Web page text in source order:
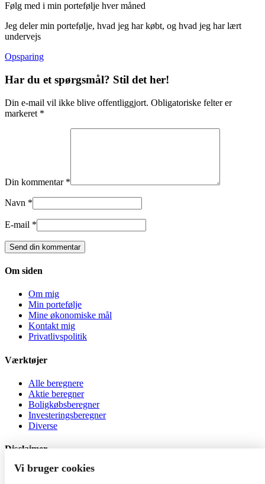
Følg med i min portefølje hver måned
Jeg deler min portefølje, hvad jeg har købt, og hvad jeg har lært
undervejs
Opsparing
Har du et spørgsmål? Stil det her!
Din e-mail vil ikke blive offentliggjort. Obligatoriske felter er
markeret *
Din kommentar *
Navn *
E-mail *
Om siden
Om mig
Min portefølje
Mine økonomiske mål
Kontakt mig
Privatlivspolitik
Værktøjer
Alle beregnere
Aktie beregner
Boligkøbsberegner
Investeringsberegner
Diverse
Disclaimer
Al investering er behæftet med risiko. Jeg er ikke
Vi bruger cookies